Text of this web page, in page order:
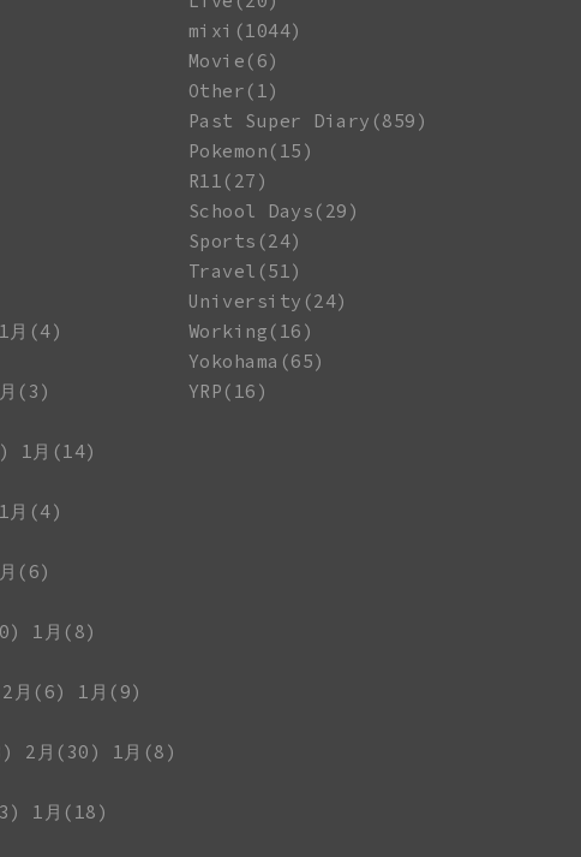
1月(4)
(3)
1月(14)
1月(4)
(6)
1月(8)
2月(6)
1月(9)
2月(30)
1月(8)
1月(18)
mixi(1044)
Movie(6)
Other(1)
Past Super Diary(859)
Pokemon(15)
R11(27)
School Days(29)
Sports(24)
Travel(51)
University(24)
Working(16)
Yokohama(65)
YRP(16)